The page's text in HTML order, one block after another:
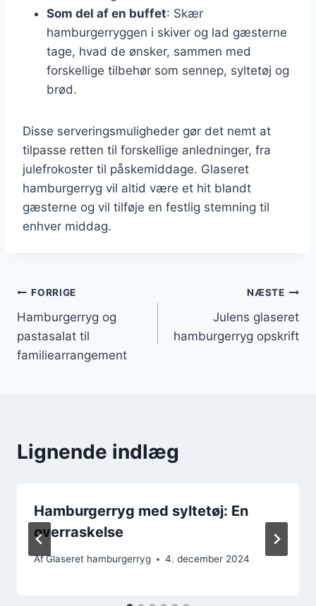
Som del af en buffet: Skær
hamburgerryggen i skiver og lad gæsterne
tage, hvad de ønsker, sammen med
forskellige tilbehør som sennep, syltetøj og
brød.
Disse serveringsmuligheder gør det nemt at
tilpasse retten til forskellige anledninger, fra
julefrokoster til påskemiddage. Glaseret
hamburgerryg vil altid være et hit blandt
gæsterne og vil tilføje en festlig stemning til
enhver middag.
Indlægsnavigation
FORRIGE
Hamburgerryg og
pastasalat til
familiearrangement
NÆSTE
Julens glaseret
hamburgerryg opskrift
Lignende indlæg
Hamburgerryg med syltetøj: En
overraskelse
AfGlaseret hamburgerryg 4. december 2024